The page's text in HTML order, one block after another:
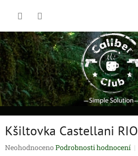
Kšiltovka Castellani RIO
Průměrné
Neohodnoceno Podrobnosti hodnocení